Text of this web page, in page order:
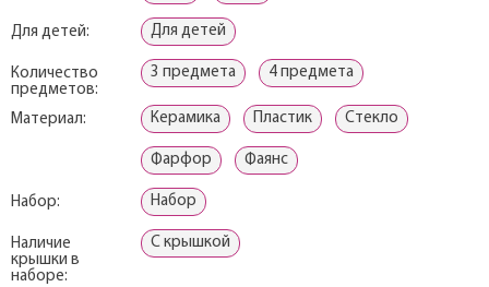
Для детей: Для детей
Количество
предметов:
3 предмета 4 предмета
Материал: Керамика Пластик Стекло
Фарфор Фаянс
Набор: Набор
Наличие
крышки в
наборе:
С крышкой